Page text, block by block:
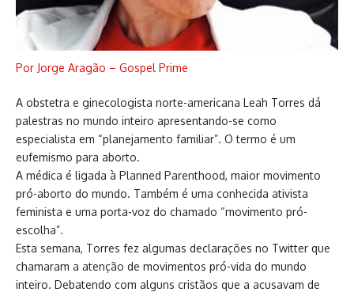
Por Jorge Aragão – Gospel Prime
A obstetra e ginecologista norte-americana Leah Torres dá
palestras no mundo inteiro apresentando-se como
especialista em “planejamento familiar”. O termo é um
eufemismo para aborto.
A médica é ligada à Planned Parenthood, maior movimento
pró-aborto do mundo. Também é uma conhecida ativista
feminista e uma porta-voz do chamado “movimento pró-
escolha”.
Esta semana, Torres fez algumas declarações no Twitter que
chamaram a atenção de movimentos pró-vida do mundo
inteiro. Debatendo com alguns cristãos que a acusavam de